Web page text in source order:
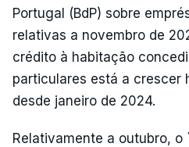
Portugal (BdP) sobre
relativas a novembro de
crédito à habitação
particulares está a crescer
desde janeiro de 2024.
Relativamente a outubro, o